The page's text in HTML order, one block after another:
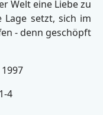
Welt eine Liebe zu
setzt, sich im
- denn geschöpft
1997
4